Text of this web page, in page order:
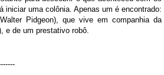
iniciar uma colônia. Apenas um é encontrado:
Pidgeon), que vive em companhia da
e de um prestativo robô.